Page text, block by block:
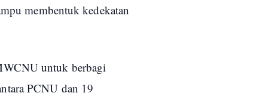
membentuk kedekatan
untuk berbagi
PCNU dan 19